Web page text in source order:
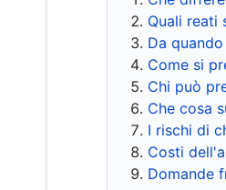
Quali reati
Da
Come si
Chi può
Che cosa
I rischi di
Costi
Domande